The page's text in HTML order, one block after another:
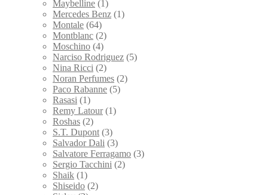
Maybelline (1)
Mercedes Benz (1)
Montale (64)
Montblanc (2)
Moschino (4)
Narciso Rodriguez (5)
Nina Ricci (2)
Noran Perfumes (2)
Paco Rabanne (5)
Rasasi (1)
Remy Latour (1)
Roshas (2)
S.T. Dupont (3)
Salvador Dali (3)
Salvatore Ferragamo (3)
Sergio Tacchini (2)
Shaik (1)
Shiseido (2)